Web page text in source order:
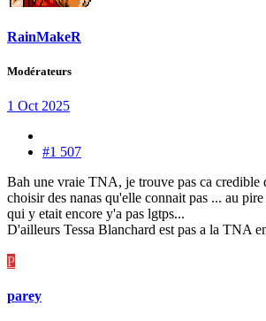
RainMakeR
Modérateurs
1 Oct 2025
#1 507
Bah une vraie TNA, je trouve pas ca credible
choisir des nanas qu'elle connait pas ... au
qui y etait encore y'a pas lgtps...
D'ailleurs Tessa Blanchard est pas a la TNA
P
parey